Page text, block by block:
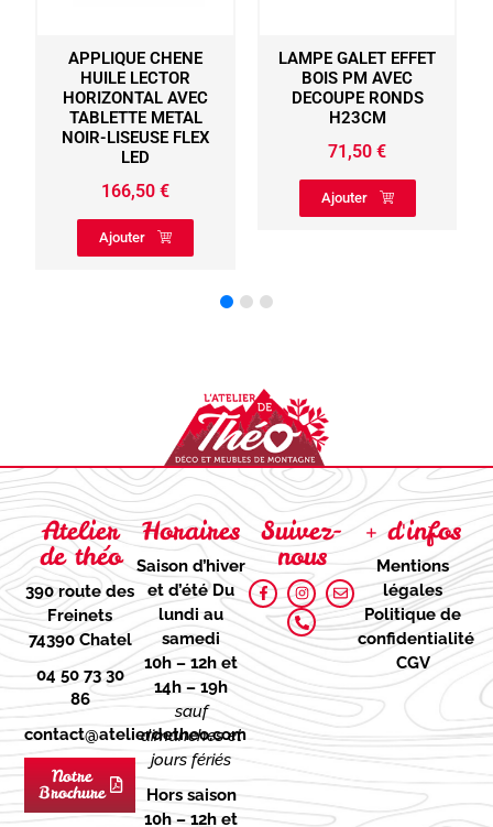
APPLIQUE CHENE
HUILE LECTOR
HORIZONTAL AVEC
TABLETTE METAL
NOIR-LISEUSE FLEX
LED
166,50€
Ajouter
LAMPE GALET EFFET
BOIS PM AVEC
DECOUPE RONDS
H23CM
71,50€
Ajouter
Atelier
de théo
390 route des
Freinets
74390 Chatel
04 50 73 30
86
contact@atelierdetheo.com
Notre
Brochure
Horaires
Saison d’hiver
et d’étéDu
lundi au
samedi
10h – 12h et
14h – 19h
sauf
dimanches et
jours fériés
Hors saison
10h – 12h et
Suivez-
nous
+ d'infos
Mentions
légales
Politique de
confidentialité
CGV